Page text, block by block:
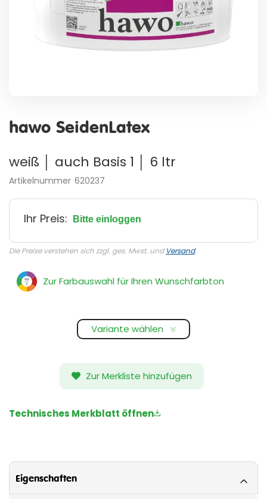
der
springen
hawo SeidenLatex
weiß │ auch Basis 1 │ 6 ltr
Artikelnummer 620237
Ihr Preis: Bitte einloggen
Die Preise verstehen sich zzgl. ges. Mwst. und Versand.
Zur Farbauswahl für Ihren Wunschfarbton
Variante wählen
Zur Merkliste hinzufügen
Technisches Merkblatt öffnen
Eigenschaften